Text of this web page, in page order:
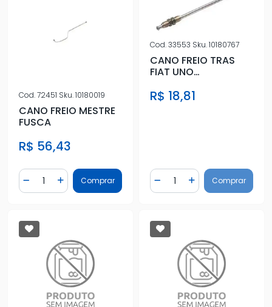
Cod.72451 Sku.10180019
CANO FREIO MESTRE
FUSCA
R$ 56,43
Diminuir Quantidade
Quantidade
Adicionar Quantidade
Comprar
Cod.33553 Sku.10180767
CANO FREIO TRAS
FIAT UNO
CONEX)
R$ 18,81
Diminuir Quantidade
Quantidade
AdicionarComprar